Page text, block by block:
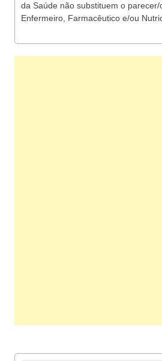
da Saúde não substituem o parecer/
Enfermeiro, Farmacêutico e/ou